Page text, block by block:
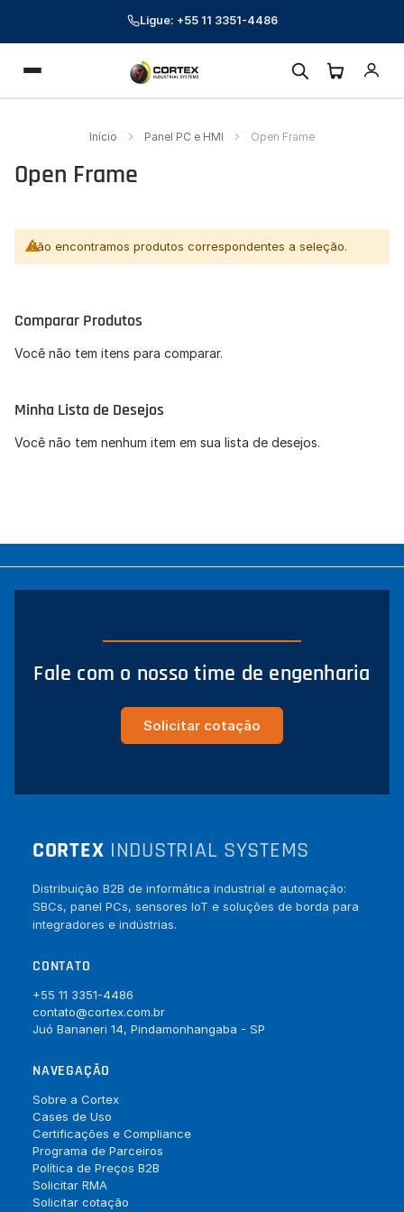
Ligue: +55 11 3351-4486
Menu
Início Panel PC e HMI Open Frame
Open Frame
Não encontramos produtos correspondentes a seleção.
Comparar Produtos
Você não tem itens para comparar.
Minha Lista de Desejos
Você não tem nenhum item em sua lista de desejos.
Fale com o nosso time de engenharia
Solicitar cotação
CORTEX INDUSTRIAL SYSTEMS
Distribuição B2B de informática industrial e automação:
SBCs, panel PCs, sensores IoT e soluções de borda para
integradores e indústrias.
CONTATO
+55 11 3351-4486
contato@cortex.com.br
Juó Bananeri 14, Pindamonhangaba - SP
NAVEGAÇÃO
Sobre a Cortex
Cases de Uso
Certificações e Compliance
Programa de Parceiros
Política de Preços B2B
Solicitar RMA
Solicitar cotação
Cortex Industrial Systems
Online — respondemos em poucos minutos
Preencha seus dados para começar a conversa.
Telefone *
Empresa (opcional)
Como podemos ajudar? *
Iniciar conversa